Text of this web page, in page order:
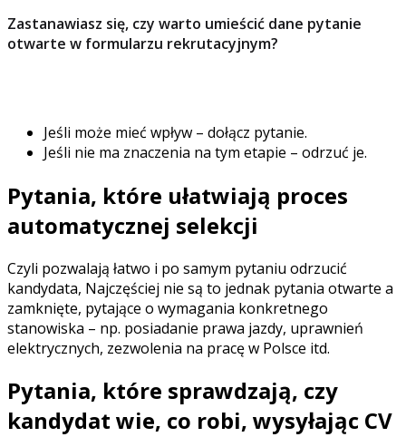
Zastanawiasz się, czy warto umieścić dane pytanie
otwarte w formularzu rekrutacyjnym?
Jeśli może mieć wpływ – dołącz pytanie.
Jeśli nie ma znaczenia na tym etapie – odrzuć je.
Pytania, które ułatwiają proces
automatycznej selekcji
Czyli pozwalają łatwo i po samym pytaniu odrzucić
kandydata, Najczęściej nie są to jednak pytania otwarte a
zamknięte, pytające o wymagania konkretnego
stanowiska – np. posiadanie prawa jazdy, uprawnień
elektrycznych, zezwolenia na pracę w Polsce itd.
Pytania, które sprawdzają, czy
kandydat wie, co robi, wysyłając CV